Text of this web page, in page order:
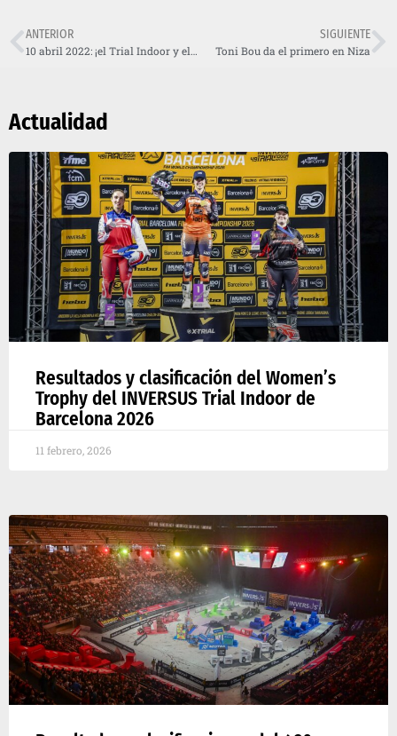
ANTERIOR
10 abril 2022: ¡el Trial Indoor y el Women’s Trophy vuelven al Palau Sant Jordi!
SIGUIENTE
Toni Bou da el primero en Niza
Actualidad
Resultados y clasificación del Women’s
Trophy del INVERSUS Trial Indoor de
Barcelona 2026
11 febrero, 2026